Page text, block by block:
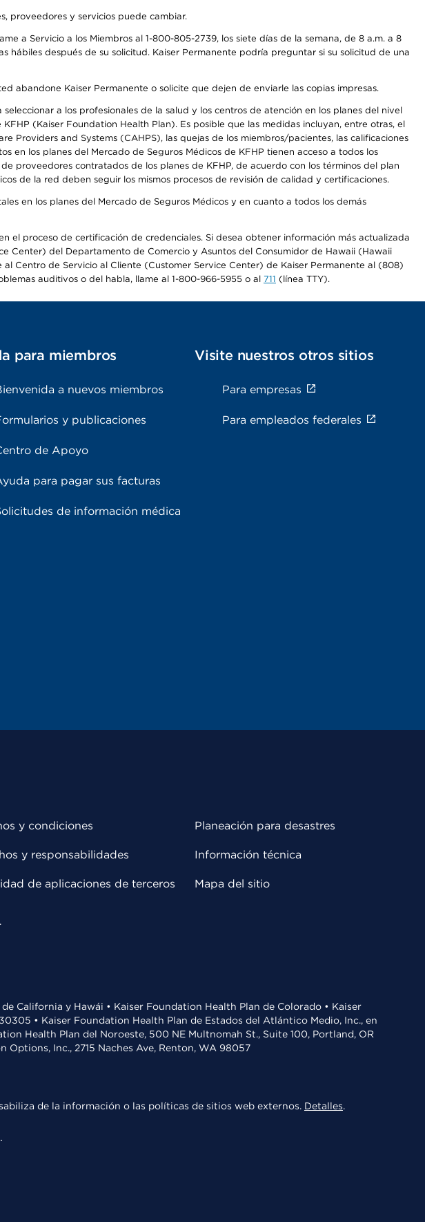
proveedores y servicios puede cambiar.
a Servicio a los Miembros al 1-800-805-2739, los siete días de la semana, de 8 a.m. a 8
después de su solicitud. Kaiser Permanente podría preguntar si su solicitud de una
abandone Kaiser Permanente o solicite que dejen de enviarle las copias impresas.
a los profesionales de la salud y los centros de atención en los planes del nivel
(Kaiser Foundation Health Plan). Es posible que las medidas incluyan, entre otras, el
Providers and Systems (CAHPS), las quejas de los miembros/pacientes, las calificaciones
los planes del Mercado de Seguros Médicos de KFHP tienen acceso a todos los
proveedores contratados de los planes de KFHP, de acuerdo con los términos del plan
de la red deben seguir los mismos procesos de revisión de calidad y certificaciones.
en los planes del Mercado de Seguros Médicos y en cuanto a todos los demás
el proceso de certificación de credenciales. Si desea obtener información más actualizada
Center) del Departamento de Comercio y Asuntos del Consumidor de Hawaii (Hawaii
al Centro de Servicio al Cliente (Customer Service Center) de Kaiser Permanente al (808)
auditivos o del habla, llame al 1-800-966-5955 o al 711 (línea TTY).
para miembros
a nuevos miembros
y publicaciones
de Apoyo
para pagar sus facturas
de información médica
Visite nuestros otros sitios
Para empresas
Para empleados federales
y condiciones
y responsabilidades
de aplicaciones de terceros
Planeación para desastres
Información técnica
Mapa del sitio
California y Hawái • Kaiser Foundation Health Plan de Colorado • Kaiser
• Kaiser Foundation Health Plan de Estados del Atlántico Medio, Inc., en
Health Plan del Noroeste, 500 NE Multnomah St., Suite 100, Portland, OR
Inc., 2715 Naches Ave, Renton, WA 98057
de la información o las políticas de sitios web externos. Detalles.